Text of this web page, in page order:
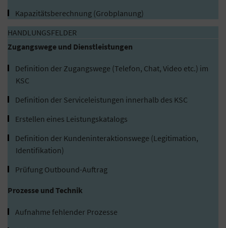
Kapazitätsberechnung (Grobplanung)
HANDLUNGSFELDER
Zugangswege und Dienstleistungen
Definition der Zugangswege (Telefon, Chat, Video etc.) im
KSC
Definition der Serviceleistungen innerhalb des KSC
Erstellen eines Leistungskatalogs
Definition der Kundeninteraktionswege (Legitimation,
Identifikation)
Prüfung Outbound-Auftrag
Prozesse und Technik
Aufnahme fehlender Prozesse